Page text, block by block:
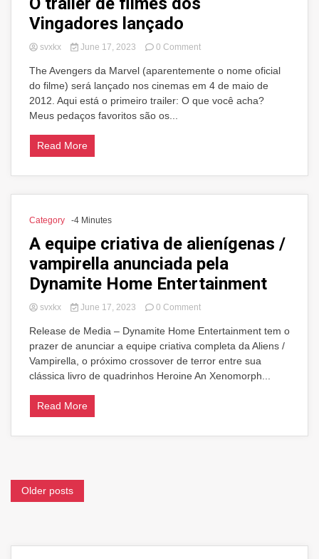
Vingadores lançado
svxkx June 17, 2023 0 Commenton
trailer
de
filmes
The Avengers da Marvel (aparentemente o nome oficial
do filme) será lançado nos cinemas em 4 de maio de
2012. Aqui está o primeiro trailer: O que você acha?
Meus pedaços favoritos são os...
Read More
Category -4 Minutes
A equipe criativa de alienígenas /
vampirella anunciada pela
Dynamite Home Entertainment
svxkx June 17, 2023 0 Commenton
equipe
criativa
de
alienígenas
Dynamite
Release de Media – Dynamite Home Entertainment tem o
prazer de anunciar a equipe criativa completa da Aliens /
Vampirella, o próximo crossover de terror entre sua
clássica livro de quadrinhos Heroine An Xenomorph...
Read More
Posts
Older posts